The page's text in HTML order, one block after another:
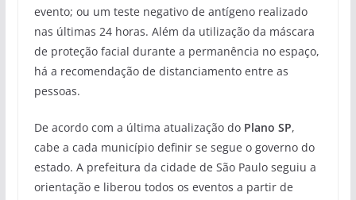
evento; ou um teste negativo de antígeno realizado
nas últimas 24 horas. Além da utilização da máscara
de proteção facial durante a permanência no espaço,
há a recomendação de distanciamento entre as
pessoas.
De acordo com a última atualização doPlano SP,
cabe a cada município definir se segue o governo do
estado. A prefeitura da cidade de São Paulo seguiu a
orientação e liberou todos os eventos a partir de